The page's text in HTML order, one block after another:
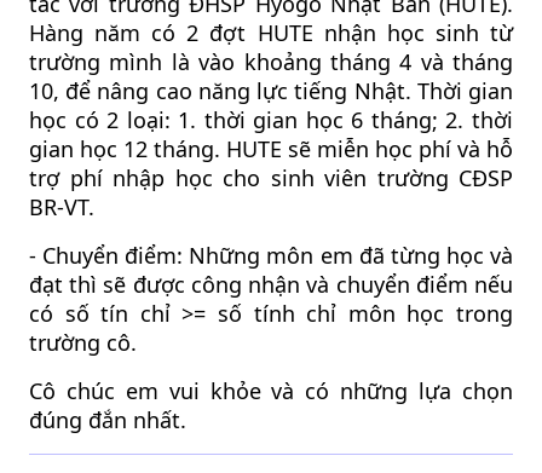
Hàng năm có 2 đợt HUTE nhận học sinh từ
trường mình là vào khoảng tháng 4 và tháng
10, để nâng cao năng lực tiếng Nhật. Thời gian
học có 2 loại: 1. thời gian học 6 tháng; 2. thời
gian học 12 tháng. HUTE sẽ miễn học phí và hỗ
trợ phí nhập học cho sinh viên trường CĐSP
BR-VT.
- Chuyển điểm: Những môn em đã từng học và
đạt thì sẽ được công nhận và chuyển điểm nếu
có số tín chỉ >= số tính chỉ môn học trong
trường cô.
Cô chúc em vui khỏe và có những lựa chọn
đúng đắn nhất.